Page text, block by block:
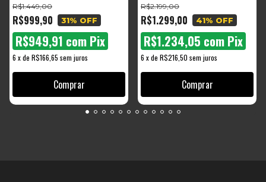
Suporte Lombar Adaptável
Apoio Para Pés Retrátil
R$999,90
R$1.449,00
31% OFF
6 xde R$166,65 sem juros
R$949,91 com Pix
R$1.299,00
R$2.199,00
41% OFF
6 xde R$216,50 sem juros
R$1.234,05 com Pix